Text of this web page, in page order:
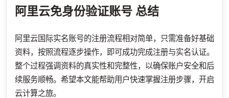
阿里云免身份验证账号 总结
阿里云国际实名账号的注册流程相对简单，只需准备好基础
资料，按照流程逐步操作，即可成功完成注册与实名认证。
整个过程强调资料的真实性和完整性，以确保账户安全和后
续服务顺畅。希望本文能帮助用户快速掌握注册步骤，开启
云计算之旅。